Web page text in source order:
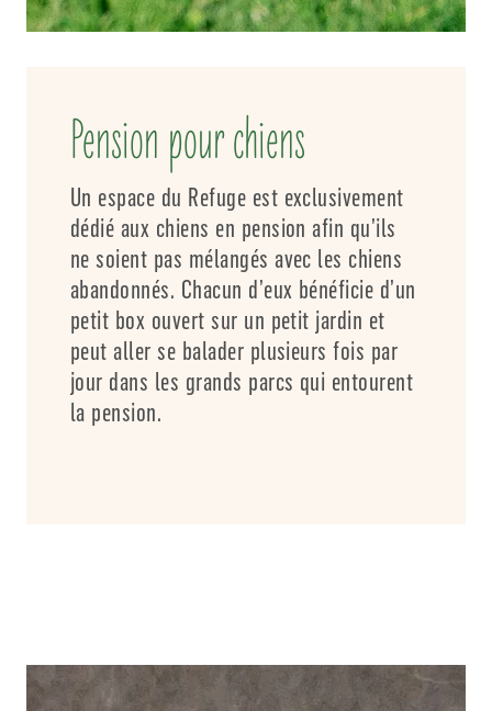
Pension pour chiens
Un espace du Refuge est exclusivement
dédié aux chiens en pension afin qu’ils
ne soient pas mélangés avec les chiens
abandonnés. Chacun d’eux bénéficie d’un
petit box ouvert sur un petit jardin et
peut aller se balader plusieurs fois par
jour dans les grands parcs qui entourent
la pension.